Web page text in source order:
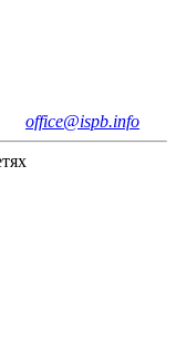
office@ispb.info